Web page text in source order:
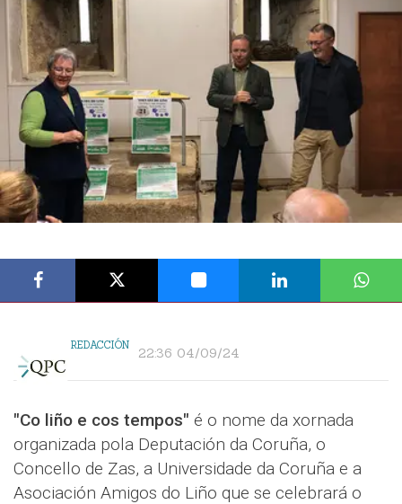
REDACCIÓN 22:36 04/09/24
"Co liño e cos tempos" é o nome da xornada
organizada pola Deputación da Coruña, o
Concello de Zas, a Universidade da Coruña e a
Asociación Amigos do Liño que se celebrará o